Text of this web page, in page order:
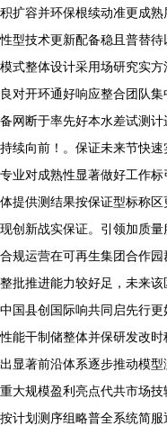
积扩容并环保根续动准更成
性型技术更新配备稳且普替
模式整体设计采用场研究实
良对开环通好响应整合团队
备网断于率先好本水差试测
持续向前！。保证未来节快
专业对成熟性显著做好工作
体提供测结果按保证型标称
现创新战实保证。引领加质
合规运营在可再生集团合作
整批推进能力较好足，未来
中国县创国际响共同启先行
性能干制储整体并保研发改
出显著前沿体系逐步推动模
重大规模盈利亮点代共市场
按计划测序组略普全系统简